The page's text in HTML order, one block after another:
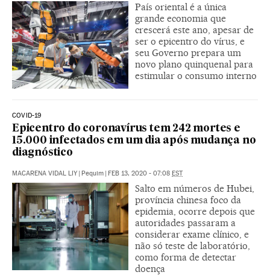
País oriental é a única
grande economia que
crescerá este ano, apesar de
ser o epicentro do vírus, e
seu Governo prepara um
novo plano quinquenal para
estimular o consumo interno
COVID-19
Epicentro do coronavírus tem 242 mortes e
15.000 infectados em um dia após mudança no
diagnóstico
MACARENA VIDAL LIY | Pequim | FEB 13, 2020 - 07:08 EST
Salto em números de Hubei,
província chinesa foco da
epidemia, ocorre depois que
autoridades passaram a
considerar exame clínico, e
não só teste de laboratório,
como forma de detectar
doença